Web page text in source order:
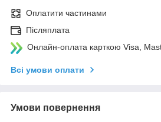
Оплатити частинами
Післяплата
Онлайн-оплата карткою Visa,
Всі умови оплати
Умови повернення